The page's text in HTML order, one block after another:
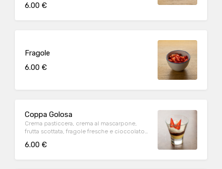
6.00 €
Fragole
6.00 €
Coppa Golosa
Crema pasticcera, crema al mascarpone,
frutta scottata, fragole fresche e cioccolato
6.00 €